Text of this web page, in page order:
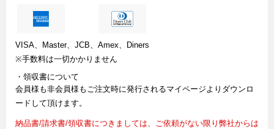
VISA、Master、JCB、Amex、Diners
※手数料は一切かかりません
・領収書について
会員様も非会員様もご注文時に発行されるマイページよりダウンロ
ードして頂けます。
納品書/請求書/領収書につきましては、ご依頼がない限り弊社からは